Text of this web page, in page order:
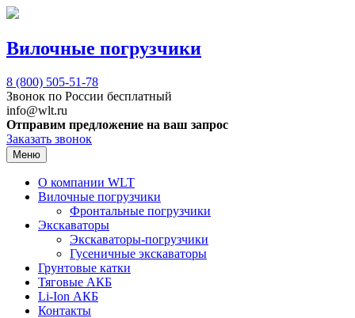
Вилочные погрузчики
8 (800) 505-51-78
Звонок по России бесплатный
info@wlt.ru
Отправим предложение на ваш запрос
Заказать звонок
Меню
О компании WLT
Вилочные погрузчики
Фронтальные погрузчики
Экскаваторы
Экскаваторы-погрузчики
Гусеничные экскаваторы
Грунтовые катки
Тяговые АКБ
Li-Ion АКБ
Контакты